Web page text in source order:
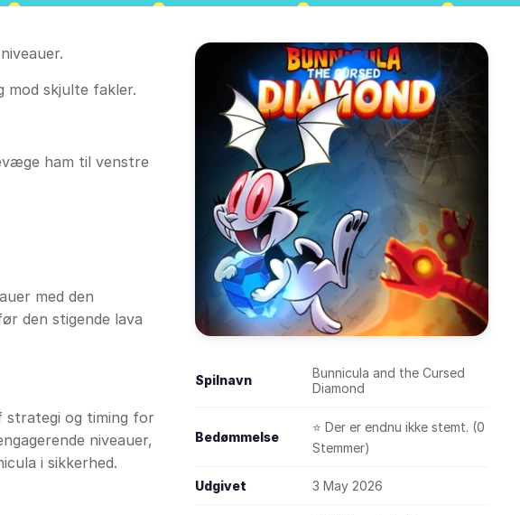
mod skjulte fakler.
ham til venstre
med den
den stigende lava
strategi og timing for
niveauer,
i sikkerhed.
Spilnavn
Bunnicula and the Cursed
Diamond
Bedømmelse
⭐ Der er endnu ikke stemt. (0
Stemmer)
Udgivet 3 May 2026